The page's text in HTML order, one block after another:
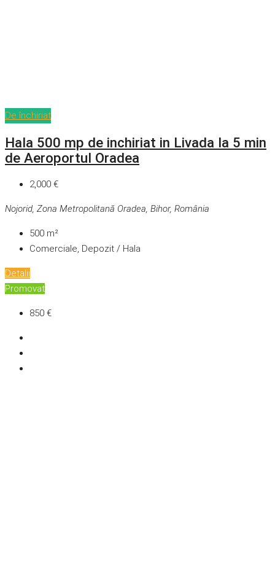
De închiriat
Hala 500 mp de inchiriat in Livada la 5 min
de Aeroportul Oradea
2,000 €
Nojorid, Zona Metropolitană Oradea, Bihor, România
500 m²
Comerciale, Depozit / Hala
Detalii
Promovat
850 €